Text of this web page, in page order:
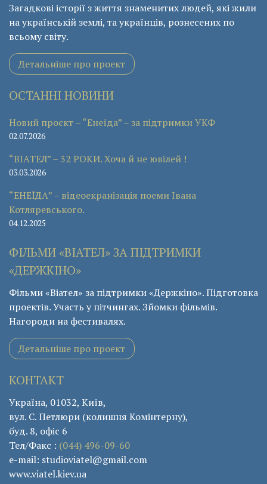
Загадкові історії з життя знаменитих людей, які жили
на українській землі, та українців, рознесених по
всьому світу.
Детальніше про проект
ОСТАННІ НОВИНИ
Новий проєкт – “Енеїда” – за підтримки УКФ
02.07.2026
“ВІАТЕЛ” – 32 РОКИ. Хоча й не ювілей !
03.03.2026
“ЕНЕЇДА” – відеоекранізація поеми Івана
Котляревського.
04.12.2025
ФІЛЬМИ «ВІАТЕЛ» ЗА ПІДТРИМКИ
«ДЕРЖКІНО»
Фільми «Віател» за підтримки «Держкіно». Підготовка
проектів. Участь у пітчингах. Зйомки фільмів.
Нагороди на фестивалях.
Детальніше про проект
КОНТАКТ
Україна, 01032, Київ,
вул. С. Петлюри (колишня Комінтерну),
буд. 8, офіс 6
Тел/Факс : (044) 496-09-60
e-mail: studioviatel@gmail.com
www.viatel.kiev.ua